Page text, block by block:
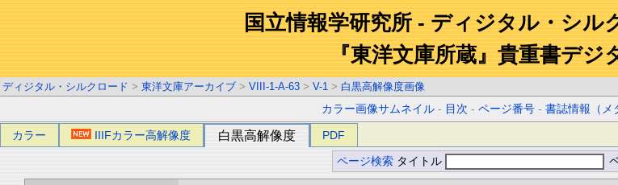
国立情報学研究所 - ディジタル・シル
『東洋文庫所蔵』貴重書デジ
ディジタル・シルクロード > 東洋文庫アーカイブ > VIII-1-A-63 > V-1 > 白黒高解像度画像
カラー画像サムネイル - 目次 -ページ番号 -書誌情報（メ
カラー IIIFカラー高解像度 白黒高解像度 PDF
ページ検索 タイトル